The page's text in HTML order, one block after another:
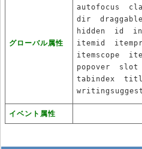
グローバル属性
autofocus
dir
draggable
hidden
id
itemid
itemscope
popover
slot
tabindex
イベント属性